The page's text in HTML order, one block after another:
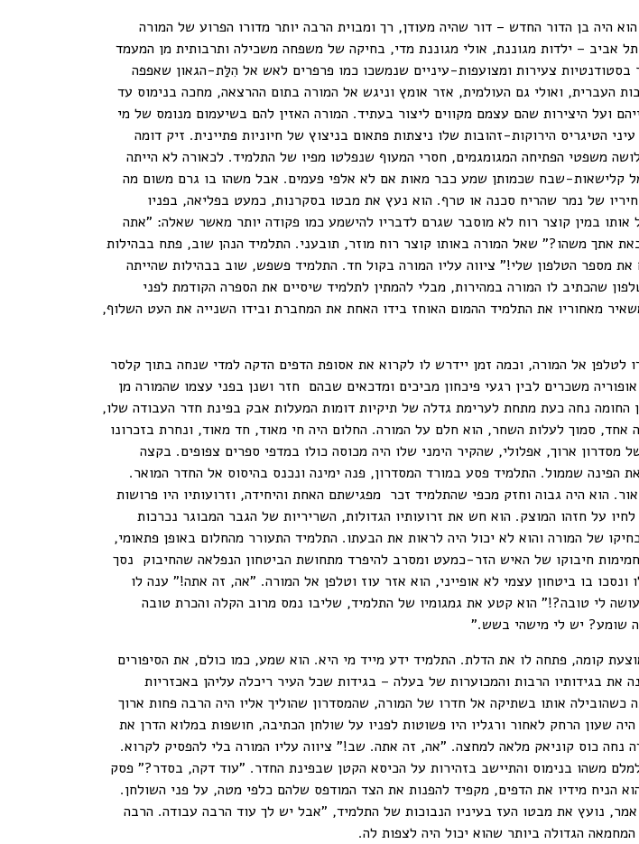
היה בן הדור החדש – דור שהיה מעודן, רך ומבוית הרבה יותר מדורו הפרוע של המורה
אביב – ילדות מגוננת, אולי מגוננת מדי, בחיקה של משפחה משכילה ותרבותית מן המעמד
צעירות ומצועפות-עיניים שנמשכו כמו פרפרים לאש אל הִלַּת-הגאון שאפפה
העברית, ואולי גם העולמית, אזר אומץ וניגש אל המורה בתום ההרצאה, מחכה בנימוס עד
ועל היצירות שהם עצמם מקווים ליצור בעתיד. המורה האזין להם בשיעמום מנומס של מי
הטיגריס הירוקות-זהובות שלו ניצתות פתאום בניצוץ של חיוניות פתיינית. זיק דומה
משפטי הפתיחה המגומגמים, חסרי המעוף שנפלטו מפיו של התלמיד. לכאורה לא הייתה
קלישאות-שבח שכמותן שמע כבר מאות אם לא אלפי פעמים. אבל משהו בו גרם משום מה
של נמר שהריח סכנה או טרף. הוא נעץ את מבטו בסקרנות, כמעט בפליאה, בפניו
אותו במין קוצר רוח לא מוסבר שגרם לדבריו להישמע כמו פקודה יותר מאשר שאלה: "אתה
אתך משהו?" שאל המורה באותו קוצר רוח מוזר, תובעני. התלמיד הנהן שוב, פתח בבהילות
מספר הטלפון שלי!" ציווה עליו המורה בקול חד. התלמיד פשפש, שוב בבהילות שהייתה
שהכתיב לו המורה במהירות, מבלי להמתין לתלמיד שיסיים את הספרה הקודמת לפני
מאחוריו את התלמיד ההמום האוחז בידו האחת את המחברת ובידו השנייה את העט השלוף,
לטלפן אל המורה, וכמה זמן יידרש לו לקרוא את אסופת הדפים הדקה למדי שנחה בתוך קלסר
משכרים לבין רגעי פיכחון מביכים ומדכאים שבהם חזר ושנן בפני עצמו שהמורה מן
נחה כעת מתחת לערימת גדלה של תיקיות דומות המעלות אבק בפינת חדר העבודה שלו,
סמוך לעלות השחר, הוא חלם על המורה. החלום היה חי מאוד, חד מאוד, ונחרת בזכרונו
ארוך, אפלולי, שהקיר הימני שלו היה מכוסה כולו במדפי ספרים צפופים. בקצה
הפינה שממול. התלמיד פסע במורד המסדרון, פנה ימינה ונכנס בהיסוס אל החדר המואר.
הוא היה גבוה וחזק מכפי שהתלמיד זכר מפגישתם האחת והיחידה, וזרועותיו היו פרושות
על חזהו המוצק. הוא חש את זרועותיו הגדולות, השריריות של הגבר המבוגר נכרכות
של המורה והוא לא יכול היה לראות את הבעתו. התלמיד התעורר מהחלום באופן פתאומי,
חיבוקו של האיש הזר-כמעט ומסרב להיפרד מתחושת הביטחון הנפלאה שהחיבוק נסך
בו ביטחון עצמי לא אופייני, הוא אזר עוז וטלפן אל המורה. "אה, זה אתה!" ענה לו
לי טובה?!" הוא קטע את גמגומיו של התלמיד, שליבו נמס מרוב הקלה והכרת טובה
שומע? יש לי מישהי בשש."
קומה, פתחה לו את הדלת. התלמיד ידע מייד מי היא. הוא שמע, כמו כולם, את הסיפורים
את בגידותיו הרבות והמכוערות של בעלה – בגידות שכל העיר ריכלה עליהן באכזריות
אותו בשתיקה אל חדרו של המורה, שהמסדרון שהוליך אליו היה הרבה פחות ארוך
שעון הרחק לאחור ורגליו היו פשוטות לפניו על שולחן הכתיבה, חושפות במלוא הדרן את
נחה כוס קוניאק מלאה למחצה. "אה, זה אתה. שב!" ציווה עליו המורה בלי להפסיק לקרוא.
משהו בנימוס והתיישב בזהירות על הכיסא הקטן שבפינת החדר. "עוד דקה, בסדר?" פסק
הניח מידיו את הדפים, מקפיד להפנות את הצד המודפס שלהם כלפי מטה, על פני השולחן.
נועץ את מבטו העז בעיניו הנבוכות של התלמיד, "אבל יש לך עוד הרבה עבודה. הרבה
הגדולה ביותר שהוא יכול היה לצפות לה.